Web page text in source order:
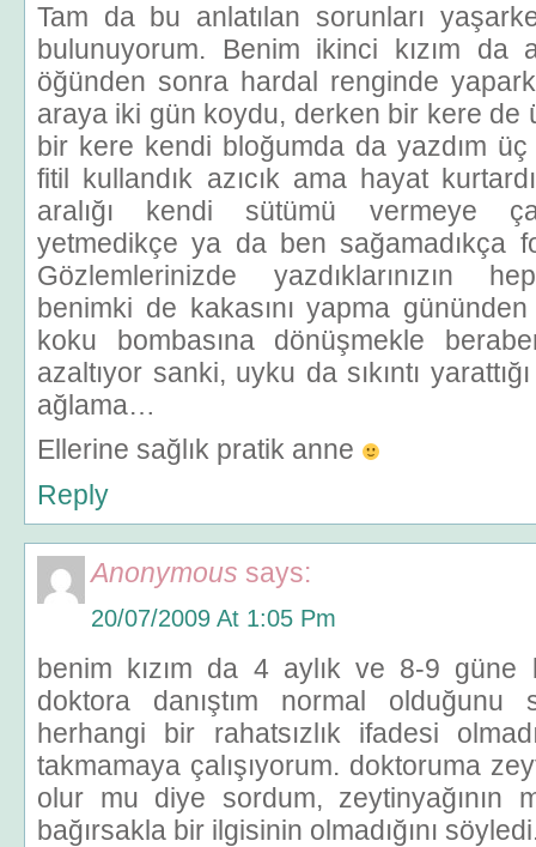
Tam da bu anlatılan sorunları
bulunuyorum. Benim ikinci kızım
öğünden sonra hardal renginde
araya iki gün koydu, derken bir kere
bir kere kendi bloğumda da yazdım
fitil kullandık azıcık ama hayat
aralığı kendi sütümü vermeye
yetmedikçe ya da ben sağamadıkça
Gözlemlerinizde yazdıklarınızın
benimki de kakasını yapma
koku bombasına dönüşmekle
azaltıyor sanki, uyku da sıkıntı
ağlama…
Ellerine sağlık pratik anne
Reply
Anonymous says:
20/07/2009 At 1:05 Pm
benim kızım da 4 aylık ve 8-9 güne
doktora danıştım normal olduğunu
herhangi bir rahatsızlık ifadesi
takmamaya çalışıyorum. doktoruma
olur mu diye sordum, zeytinyağının
bağırsakla bir ilgisinin olmadığını